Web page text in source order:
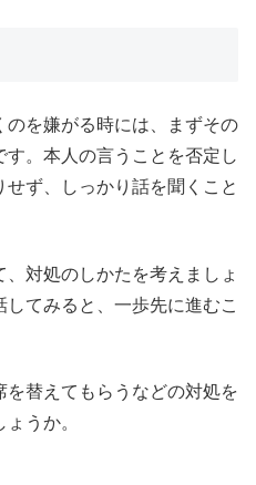
を嫌がる時には、まずその
。本人の言うことを否定し
ず、しっかり話を聞くこと
対処のしかたを考えましょ
てみると、一歩先に進むこ
を替えてもらうなどの対処を
うか。